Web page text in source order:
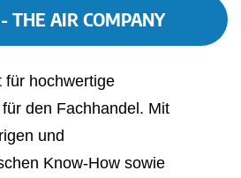
THE AIR COMPANY
für hochwertige
den Fachhandel. Mit
und
Know-How sowie